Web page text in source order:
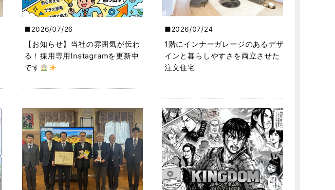
2026/07/26
【お知らせ】当社の雰囲気が伝わ
る！採用専用Instagramを更新中
です
2026/07/24
1階にインナーガレージのあるデザ
インと暮らしやすさを両立させた
注文住宅